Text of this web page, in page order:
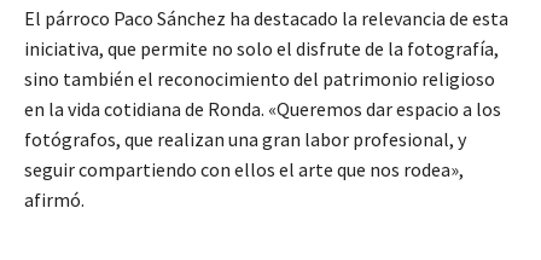
El párroco Paco Sánchez ha destacado la relevancia de esta
iniciativa, que permite no solo el disfrute de la fotografía,
sino también el reconocimiento del patrimonio religioso
en la vida cotidiana de Ronda. «Queremos dar espacio a los
fotógrafos, que realizan una gran labor profesional, y
seguir compartiendo con ellos el arte que nos rodea»,
afirmó.